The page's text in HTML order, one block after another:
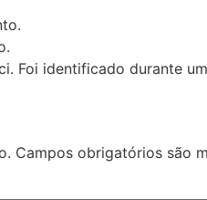
Foi identificado durante
Campos obrigatórios são